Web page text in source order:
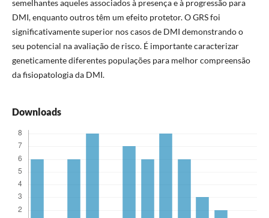
semelhantes aqueles associados à presença e à progressão para
DMI, enquanto outros têm um efeito protetor. O GRS foi
significativamente superior nos casos de DMI demonstrando o
seu potencial na avaliação de risco. É importante caracterizar
geneticamente diferentes populações para melhor compreensão
da fisiopatologia da DMI.
Downloads